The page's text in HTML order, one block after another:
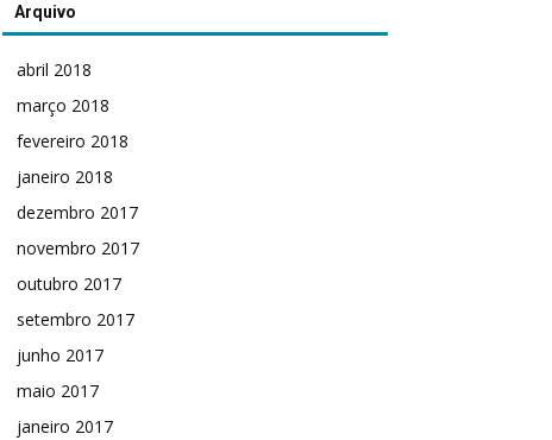
Arquivo
abril 2018
março 2018
fevereiro 2018
janeiro 2018
dezembro 2017
novembro 2017
outubro 2017
setembro 2017
junho 2017
maio 2017
janeiro 2017